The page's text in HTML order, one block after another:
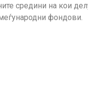
средини на кои
фондови.